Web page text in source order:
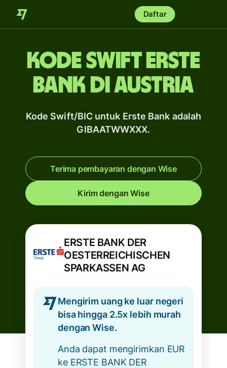
Daftar
Kode Swift Erste
Bank di Austria
Kode Swift/BIC untuk Erste Bank adalah
GIBAATWWXXX.
Terima pembayaran dengan Wise
Kirim dengan Wise
ERSTE BANK DER
OESTERREICHISCHEN
SPARKASSEN AG
Mengirim uang ke luar negeri
bisa hingga 2.5x lebih murah
dengan Wise.
Anda dapat mengirimkan EUR
ke ERSTE BANK DER